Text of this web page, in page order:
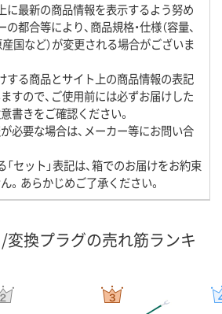
に最新の商品情報を表示するよう努め
都合等により、商品規格・仕様（容量、
産国など）が変更される場合がございま
する商品とサイト上の商品情報の表記
すので、ご使用前には必ずお届けした
書きをご確認ください。
必要な場合は、メーカー等にお問い合
「セット」表記は、箱でのお届けをお約束
。あらかじめご了承ください。
変換プラグの売れ筋ランキ